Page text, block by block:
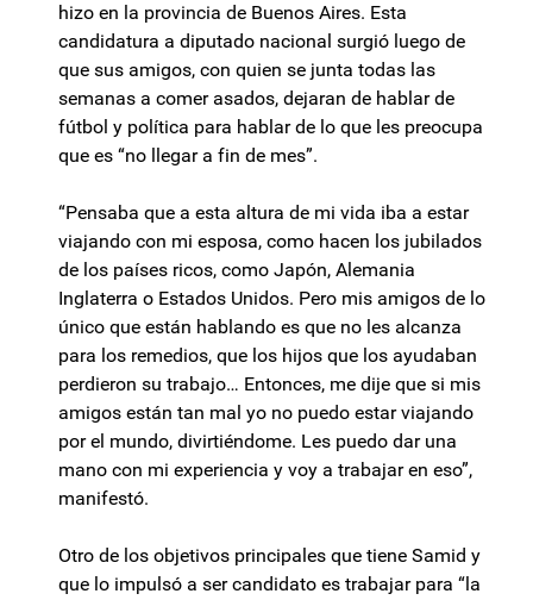
hizo en la provincia de Buenos Aires. Esta
candidatura a diputado nacional surgió luego de
que sus amigos, con quien se junta todas las
semanas a comer asados, dejaran de hablar de
fútbol y política para hablar de lo que les preocupa
que es “no llegar a fin de mes”.
“Pensaba que a esta altura de mi vida iba a estar
viajando con mi esposa, como hacen los jubilados
de los países ricos, como Japón, Alemania
Inglaterra o Estados Unidos. Pero mis amigos de lo
único que están hablando es que no les alcanza
para los remedios, que los hijos que los ayudaban
perdieron su trabajo… Entonces, me dije que si mis
amigos están tan mal yo no puedo estar viajando
por el mundo, divirtiéndome. Les puedo dar una
mano con mi experiencia y voy a trabajar en eso”,
manifestó.
Otro de los objetivos principales que tiene Samid y
que lo impulsó a ser candidato es trabajar para “la